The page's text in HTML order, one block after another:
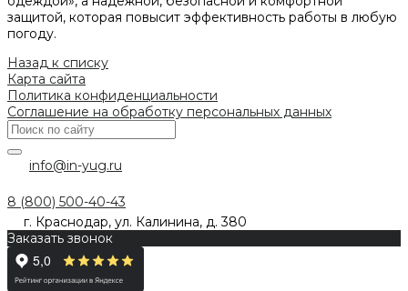
защитой, которая повысит эффективность работы в любую
погоду.
Назад к списку
Карта сайта
Политика конфиденциальности
Соглашение на обработку персональных данных
info@in-yug.ru
8 (800) 500-40-43
г. Краснодар, ул. Калинина, д. 380
Заказать звонок